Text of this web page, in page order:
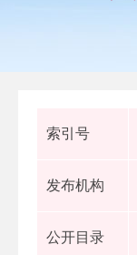
索引号
发布机构
公开目录